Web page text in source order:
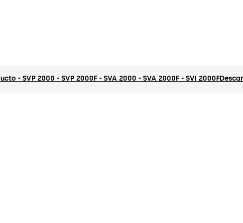
- SVP 2000 - SVP 2000F - SVA 2000 - SVA 2000F - SVI 2000F